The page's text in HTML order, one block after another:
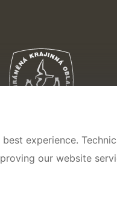
experience.
our website